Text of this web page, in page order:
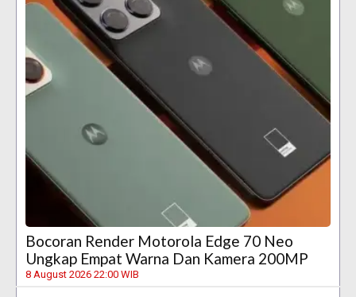
Bocoran Render Motorola Edge 70 Neo
Ungkap Empat Warna Dan Kamera 200MP
8 August 2026 22:00 WIB